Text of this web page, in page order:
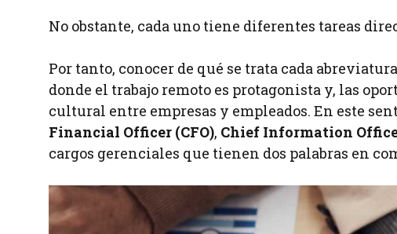
No obstante, cada uno tiene diferentes tareas
Por tanto, conocer de qué se trata cada
donde el trabajo remoto es protagonista y, las
cultural entre empresas y empleados. En este
Financial Officer (CFO), Chief Information
cargos gerenciales que tienen dos palabras en